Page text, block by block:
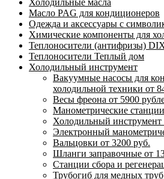
Холодильные масла
Масло PAG для кондиционеров
Одежда и аксессуары с
Химические компоненты для
Теплоносители (антифризы)
Теплоносители Теплый дом
Холодильный инструмент
Вакуумные насосы для
холодильной техники от
Весы фреона от 5900
Манометрические
Холодильный инструмент
Электронный
Вальцовки от 3200 руб.
Шланги заправочные от
Станции сбора и
Трубогиб для медных труб